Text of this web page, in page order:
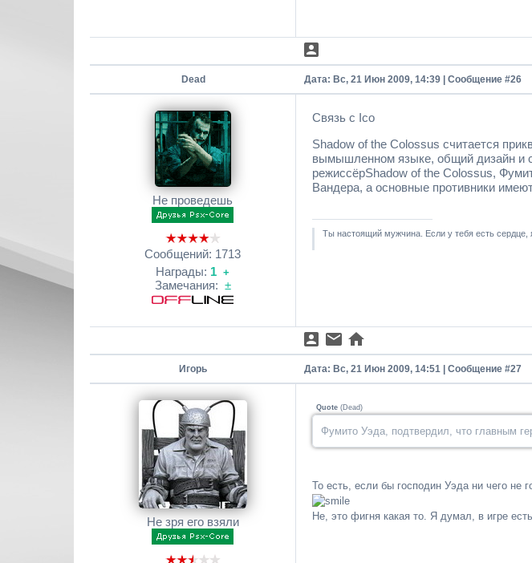
Dead Дата: Вс, 21 Июн 2009, 14:39 | Сообщение #26
Не проведешь
Сообщений: 1713
Награды: 1 +
Замечания: ±
Связь с Ico
Shadow of the Colossus считается
вымышленном языке, общий дизайн и
режиссёрShadow of the Colossus,
Вандера, а основные противники
Ты настоящий мужчина. Если у тебя есть сердце,
Игорь Дата: Вс, 21 Июн 2009, 14:51 | Сообщение #27
Не зря его взяли
Quote (Dead)
Фумито Уэда, подтвердил, что главным
То есть, если бы господин Уэда ни чего не
Не, это фигня какая то. Я думал, в игре